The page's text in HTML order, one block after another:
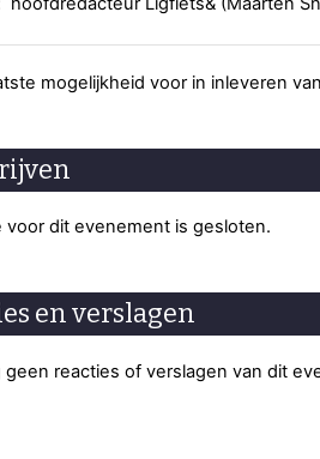
mogelijkheid voor in inleveren
voor dit evenement is gesloten.
en verslagen
geen reacties of verslagen van dit